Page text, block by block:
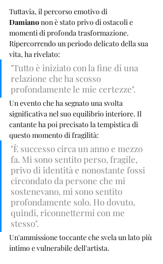
Tuttavia, il percorso emotivo di
Damiano non è stato privo di ostacoli e
momenti di profonda trasformazione.
Ripercorrendo un periodo delicato della sua
vita, ha rivelato:
"Tutto è iniziato con la fine di una
relazione che ha scosso
profondamente le mie certezze".
Un evento che ha segnato una svolta
significativa nel suo equilibrio interiore. Il
cantante ha poi precisato la tempistica di
questo momento di fragilità:
"È successo circa un anno e mezzo
fa. Mi sono sentito perso, fragile,
privo di identità e nonostante fossi
circondato da persone che mi
sostenevano, mi sono sentito
profondamente solo. Ho dovuto,
quindi, riconnettermi con me
stesso".
Un'ammissione toccante che svela un lato più
intimo e vulnerabile dell'artista.